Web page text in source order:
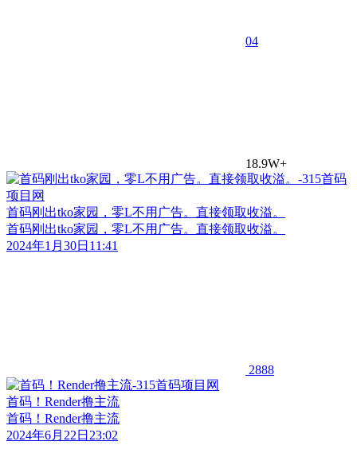
04
18.9W+
首码刚出tko家园，零L不用广告。直接领取收溢。
首码刚出tko家园，零L不用广告。直接领取收溢。
2024年1月30日11:41
2888
首码！Render撸主流
首码！Render撸主流
2024年6月22日23:02